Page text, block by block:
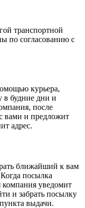
транспортной
по согласованию с
курьера,
в будние дни и
после
вами и предложит
адрес.
ближайший к вам
посылка
компания уведомит
и забрать посылку
выдачи.